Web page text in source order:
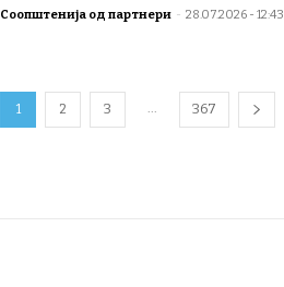
Соопштенија од партнери - 28.07.2026 - 12:43
1 2 3 ... 367